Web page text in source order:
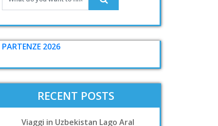
PARTENZE 2026
RECENT POSTS
Viaggi in Uzbekistan Lago Aral